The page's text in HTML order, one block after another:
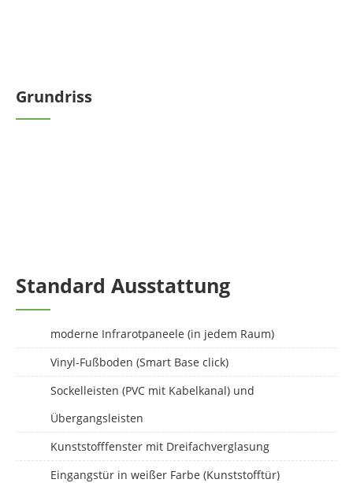
Grundriss
Standard Ausstattung
moderne Infrarotpaneele (in jedem Raum)
Vinyl-Fußboden (Smart Base click)
Sockelleisten (PVC mit Kabelkanal) und
Übergangsleisten
Kunststofffenster mit Dreifachverglasung
Eingangstür in weißer Farbe (Kunststofftür)